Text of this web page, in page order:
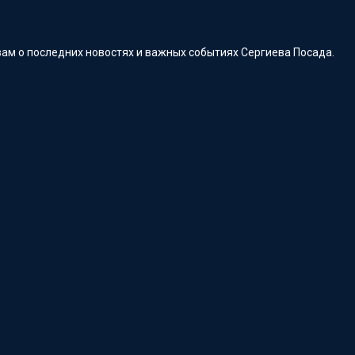
о последних новостях и важных событиях Сергиева Посада.